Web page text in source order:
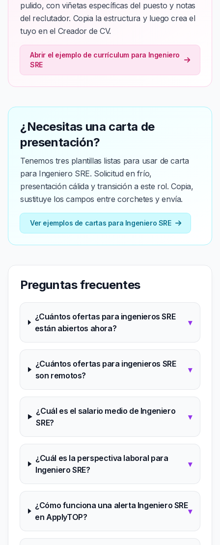
pulido, con viñetas específicas del puesto y notas
del reclutador. Copia la estructura y luego crea el
tuyo en el Creador de CV.
Abrir el ejemplo de currículum para Ingeniero
SRE
¿Necesitas una carta de
presentación?
Tenemos tres plantillas listas para usar de carta
para Ingeniero SRE. Solicitud en frío,
presentación cálida y transición a este rol. Copia,
sustituye los campos entre corchetes y envía.
Ver ejemplos de cartas para Ingeniero SRE
Preguntas frecuentes
¿Cuántos ofertas para ingenieros SRE
están abiertos ahora?
▾
¿Cuántos ofertas para ingenieros SRE
son remotos?
▾
¿Cuál es el salario medio de Ingeniero
SRE?
▾
¿Cuál es la perspectiva laboral para
Ingeniero SRE?
▾
¿Cómo funciona una alerta Ingeniero SRE
en ApplyTOP?
▾